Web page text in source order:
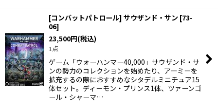
[コンバットパトロール] サウザンド・サン [73-
06]
23,500円(税込)
1点
ゲーム「ウォーハンマー40,000」サウザンド・サ
ンの勢力のコレクションを始めたり、アーミーを
拡充するの際におすすめなシタデルミニチュア15
体セット。ディーモン・プリンス1体、ツァーンゴ
ール・シャーマ…